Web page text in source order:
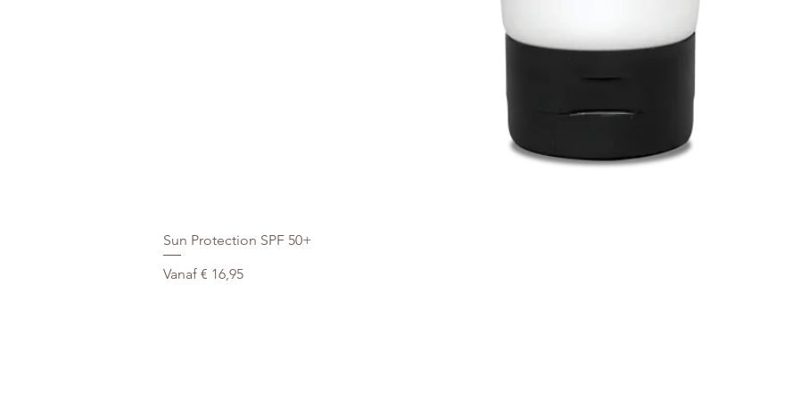
Sun Protection SPF 50+
Vanaf € 16,95
Verkoopprijs